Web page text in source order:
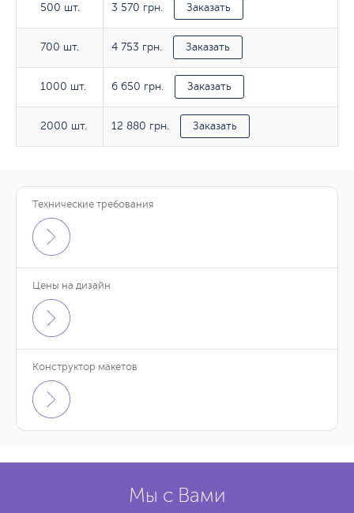
500 шт.
700 шт.
1000 шт.
2000 шт.
500 шт. 3 570 грн. Заказать
700 шт. 4 753 грн. Заказать
1000 шт. 6 650 грн. Заказать
2000 шт. 12 880 грн. Заказать
Технические требования
Цены на дизайн
Конструктор макетов
Мы с Вами